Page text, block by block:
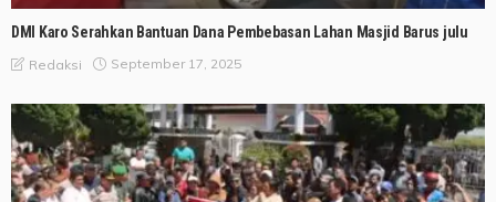
DMI Karo Serahkan Bantuan Dana Pembebasan Lahan Masjid Barus julu
Redaksi September 17, 2025